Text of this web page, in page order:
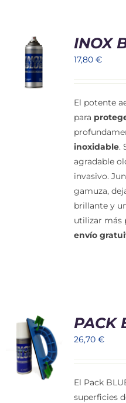
Mi Cuenta INOX
17,80 €
El potente
para
inoxidable.
agradable
invasivo.
gamuza,
brillante y
utilizar más
envío
PACK
26,70 €
El Pack
superficies